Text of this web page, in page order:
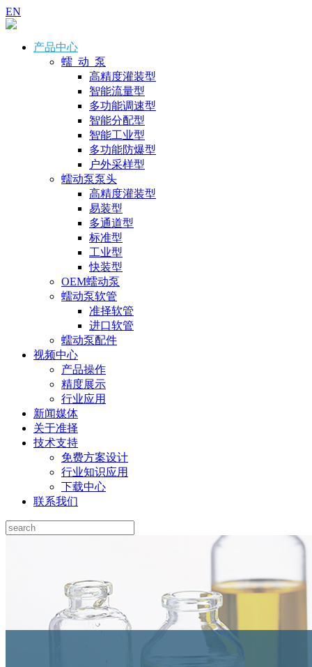
EN
产品中心
蠕 动 泵
高精度灌装型
智能流量型
多功能调速型
智能分配型
智能工业型
多功能防爆型
户外采样型
蠕动泵泵头
高精度灌装型
易装型
多通道型
标准型
工业型
快装型
OEM蠕动泵
蠕动泵软管
准择软管
进口软管
蠕动泵配件
视频中心
产品操作
精度展示
行业应用
新闻媒体
关于准择
技术支持
免费方案设计
行业知识应用
下载中心
联系我们